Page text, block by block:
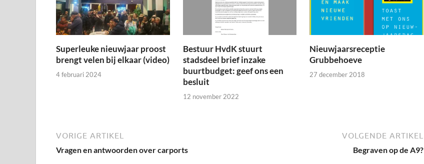
Superleuke nieuwjaar proost
brengt velen bij elkaar (video)
4 februari 2024
Bestuur HvdK stuurt
stadsdeel brief inzake
buurtbudget: geef ons een
besluit
12 november 2022
Nieuwjaarsreceptie
Grubbehoeve
27 december 2018
VORIGE ARTIKEL
Vragen en antwoorden over carports
VOLGENDE ARTIKEL
Begraven op de A9?